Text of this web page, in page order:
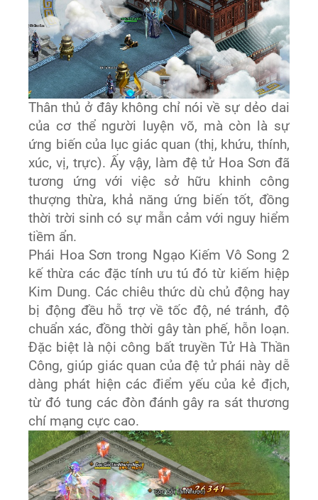
Thân thủ ở đây không chỉ nói về sự dẻo dai
của cơ thể người luyện võ, mà còn là sự
ứng biến của lục giác quan (thị, khứu, thính,
xúc, vị, trực). Ấy vậy, làm đệ tử Hoa Sơn đã
tương ứng với việc sở hữu khinh công
thượng thừa, khả năng ứng biến tốt, đồng
thời trời sinh có sự mẫn cảm với nguy hiểm
tiềm ẩn.
Phái Hoa Sơn trong Ngạo Kiếm Vô Song 2
kế thừa các đặc tính ưu tú đó từ kiếm hiệp
Kim Dung. Các chiêu thức dù chủ động hay
bị động đều hỗ trợ về tốc độ, né tránh, độ
chuẩn xác, đồng thời gây tàn phế, hỗn loạn.
Đặc biệt là nội công bất truyền Tử Hà Thần
Công, giúp giác quan của đệ tử phái này dễ
dàng phát hiện các điểm yếu của kẻ địch,
từ đó tung các đòn đánh gây ra sát thương
chí mạng cực cao.